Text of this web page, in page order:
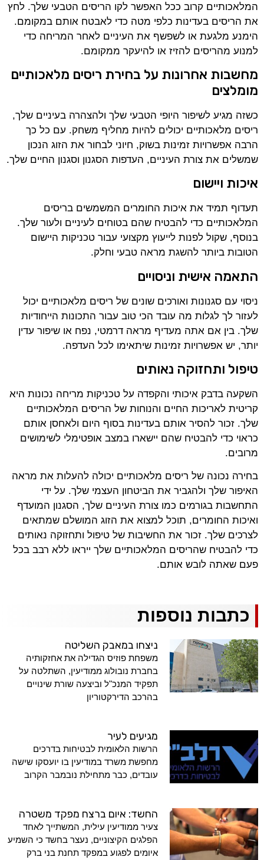
המלאכותיים קרוב ככל האפשר לקו הריסים הטבעי שלך. לחץ
את הריסים בעדינות כלפי מטה כדי לאבטח אותם במקומם.
הימנע מלגעת או לשפשף את העיניים לאחר המריחה כדי
למנוע מהריסים להזיז או להיעקר ממקומם.
מחשבות אחרונות על בחירת ריסים מלאכותיים
מומלצים
כשזה מגיע לשיפור היופי הטבעי שלך ולהצהרה בעיניים שלך,
ריסים מלאכותיים יכולים להיות מחליף משחק. עם כל כך
הרבה אפשרויות זמינות בשוק, חיוני לבחור את הזוג הנכון
שמשלים את צורת העיניים, העדפות הסגנון וסגנון החיים שלך.
איכות ויישום
תעדוף תמיד את איכות החומרים המשמשים בריסים
המלאכותיים כדי להבטיח שהם בטוחים לעיניים ולעור שלך.
בנוסף, שקול לפנות לייעוץ מקצועי עבור טכניקות היישום
הטובות ביותר להשגת מראה טבעי וחלק.
התאמה אישית וניסויים
ניסוי עם סגנונות ואורכים שונים של ריסים מלאכותיים יכול
לעזור לך לגלות מה עובד הכי טוב עבור התכונות הייחודיות
שלך. בין אם אתה מעדיף מראה דרמטי, נפח או שיפור עדין
יותר, יש אפשרויות זמינות שיתאימו לכל העדפה.
טיפול ותחזוקה נאותים
השקעה בדבק איכותי והקפדה על טכניקות מריחה נכונות היא
קריטית לאריכות החיים והנוחות של הריסים המלאכותיים
שלך. זכור להסיר אותם בעדינות בסוף היום ולאחסן אותם
כראוי כדי להבטיח שהם יישארו במצב אופטימלי לשימושים
מרובים.
בחירה נכונה של ריסים מלאכותיים יכולה להעלות את מראה
האיפור שלך ולהגביר את הביטחון העצמי שלך. על ידי
התחשבות בגורמים כמו צורת העיניים שלך, הסגנון המועדף
ואיכות החומרים, תוכל למצוא את הזוג המושלם שמתאים
לצרכים שלך. זכור את החשיבות של טיפול ותחזוקה נאותים
כדי להבטיח שהריסים המלאכותיים שלך ייראו ללא רבב בכל
פעם שאתה לובש אותם.
כתבות נוספות
ניצחו במאבק השליטה
משפחת פוזיס הגדילה את אחזקותיה
בחברת נובולוג ממודיעין, השתלטה על
תפקיד המנכ"ל וביצעה שורת שינויים
בהרכב הדירקטוריון
מגיעים לעיר
הרשות הלאומית לבטיחות בדרכים
מחפשת משרד במודיעין בו יועסקו שישה
עובדים, כבר מתחילת נובמבר הקרוב
החשד: איום ברצח מפקד משטרה
צעיר ממודיעין עילית, המשתייך לאחד
הפלגים הקיצוניים, נעצר בחשד כי השמיע
איומים לפגוע במפקד תחנת בני ברק